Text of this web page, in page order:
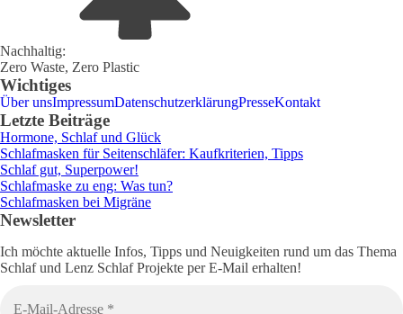
Nachhaltig:
Zero Waste, Zero Plastic
Wichtiges
Über unsImpressumDatenschutzerklärungPresseKontakt
Letzte Beiträge
Hormone, Schlaf und Glück
Schlafmasken für Seitenschläfer: Kaufkriterien, Tipps
Schlaf gut, Superpower!
Schlafmaske zu eng: Was tun?
Schlafmasken bei Migräne
Newsletter
Ich möchte aktuelle Infos, Tipps und Neuigkeiten rund um das Thema
Schlaf und Lenz Schlaf Projekte per E-Mail erhalten!